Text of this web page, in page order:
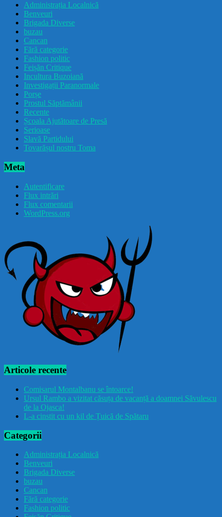
Administrația Localnică
Benveuri
Brigada Diverse
buzau
Cancan
Fără categorie
Fashion politic
Feișăn Critique
Incultura Buzoiană
Investigații Paranormale
Porșe
Prostul Săptămânii
Recente
Școala Ajutătoare de Presă
Serioase
Slavă Partidului
Tovarășul nostru Toma
Meta
Autentificare
Flux intrări
Flux comentarii
WordPress.org
Articole recente
Comisarul Montalbanu se întoarce!
Ursul Rambo a vizitat căsuța de vacanță a doamnei Săvulescu
de la Ojasca!
L-a cinstit cu un kil de Țuică de Spătaru
Categorii
Administrația Localnică
Benveuri
Brigada Diverse
buzau
Cancan
Fără categorie
Fashion politic